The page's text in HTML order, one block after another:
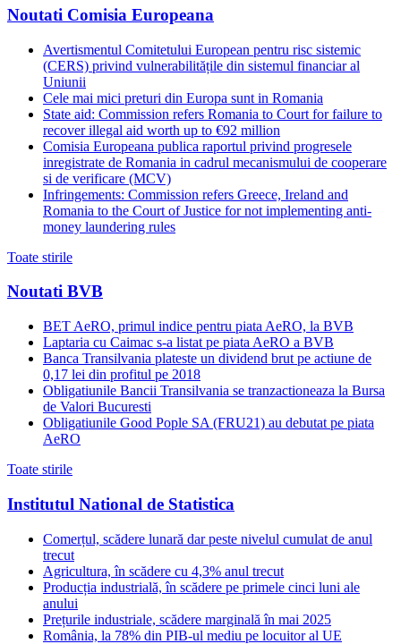
Noutati Comisia Europeana
Avertismentul Comitetului European pentru risc sistemic
(CERS) privind vulnerabilitățile din sistemul financiar al
Uniunii
Cele mai mici preturi din Europa sunt in Romania
State aid: Commission refers Romania to Court for failure to
recover illegal aid worth up to €92 million
Comisia Europeana publica raportul privind progresele
inregistrate de Romania in cadrul mecanismului de cooperare
si de verificare (MCV)
Infringements: Commission refers Greece, Ireland and
Romania to the Court of Justice for not implementing anti-
money laundering rules
Toate stirile
Noutati BVB
BET AeRO, primul indice pentru piata AeRO, la BVB
Laptaria cu Caimac s-a listat pe piata AeRO a BVB
Banca Transilvania plateste un dividend brut pe actiune de
0,17 lei din profitul pe 2018
Obligatiunile Bancii Transilvania se tranzactioneaza la Bursa
de Valori Bucuresti
Obligatiunile Good Pople SA (FRU21) au debutat pe piata
AeRO
Toate stirile
Institutul National de Statistica
Comerțul, scădere lunară dar peste nivelul cumulat de anul
trecut
Agricultura, în scădere cu 4,3% anul trecut
Producția industrială, în scădere pe primele cinci luni ale
anului
Prețurile industriale, scădere marginală în mai 2025
România, la 78% din PIB-ul mediu pe locuitor al UE